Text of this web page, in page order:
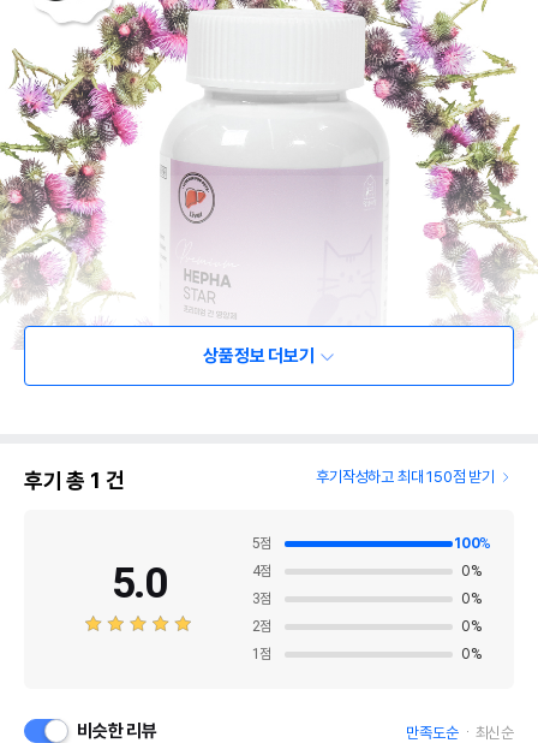
상품정보 더보기
후기 총 1 건 후기작성하고 최대 150점 받기
5.0
5점 100%
4점 0%
3점 0%
2점 0%
1 점 0%
비슷한 리뷰 만족도순 최신순